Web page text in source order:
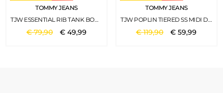
TOMMY JEANS
TJW ESSENTIAL RIB TANK BODYCON MINTY
€79,90 €49,99
TOMMY JEANS
TJW POPLIN TIERED SS MIDI DRESS WHITE
€119,90 €59,99